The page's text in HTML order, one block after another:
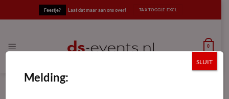
Feestje? Laat dat maar aan ons over!
0
Melding:
SLUIT